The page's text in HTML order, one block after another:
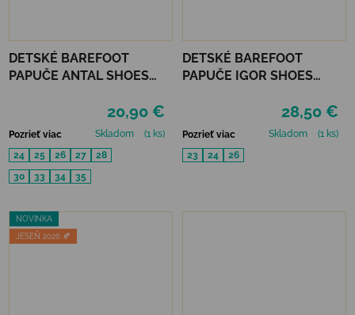
DETSKÉ BAREFOOT
PAPUČE ANTAL SHOES
20,90 €
Pozrieť viac Skladom
(1 ks)
24
25 26 27
28
30
33 34 35
DETSKÉ BAREFOOT
PAPUČE IGOR SHOES
28,50 €
Pozrieť viac Skladom
(1 ks)
23
24 26
NOVINKA
JESEŇ 2026 🍂